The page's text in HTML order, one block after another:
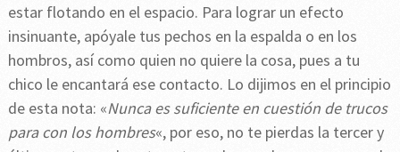
estar flotando en el espacio. Para lograr un efecto
insinuante, apóyale tus pechos en la espalda o en los
hombros, así como quien no quiere la cosa, pues a tu
chico le encantará ese contacto. Lo dijimos en el principio
de esta nota: «Nunca es suficiente en cuestión de trucos
para con los hombres«, por eso, no te pierdas la tercer y